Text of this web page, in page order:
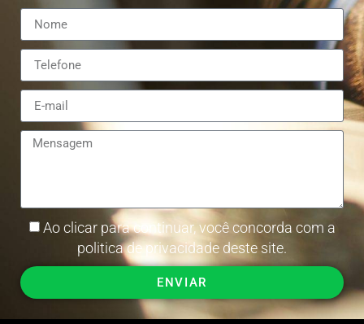
Ao clicar para continuar, você concorda com a
politica de privacidade deste site.
ENVIAR